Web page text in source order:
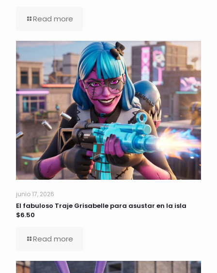
Read more
junio 17, 2026
El fabuloso Traje Grisabelle para asustar en la isla
$6.50
Read more